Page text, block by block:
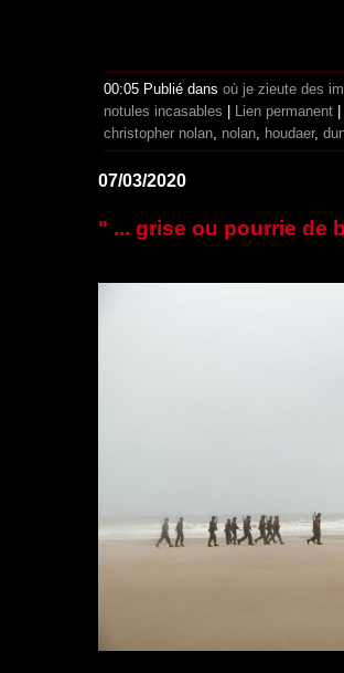
00:05 Publié dans où je zieute des
notules incasables
Lien permanent
christopher nolan, nolan, houdaer,
07/03/2020
" ... grise ou pourrie de